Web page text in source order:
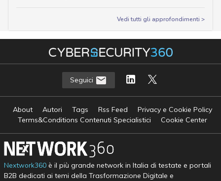
Vedi tutti gli approfondimenti >
Seguici
About Autori Tags Rss Feed
Privacy e Cookie Policy
Terms&Conditions Contenuti Specialistici
Cookie Center
Nextwork360è il più grande network in Italia di testate e portali
B2B dedicati ai temi della Trasformazione Digitale e